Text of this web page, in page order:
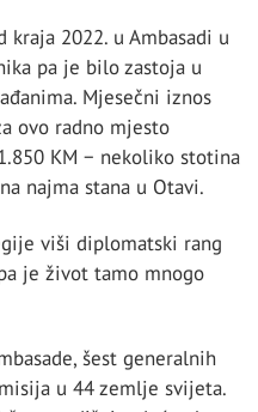
kraja 2022. u Ambasadi u
pa je bilo zastoja u
Mjesečni iznos
ovo radno mjesto
KM − nekoliko stotina
najma stana u Otavi.
viši diplomatski rang
je život tamo mnogo
šest generalnih
u 44 zemlje svijeta.